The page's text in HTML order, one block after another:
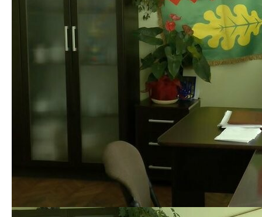
але він на цей час діє в Україні. Якщо даний будинок
уже не має статусу дитячого будинку сімейного
типу, тому іншого житла надавати цим людям
фактично закон не зобов’язує, — розповідає Олег
Источник:
Колишній завод Порошенка
Куди податись жертвам